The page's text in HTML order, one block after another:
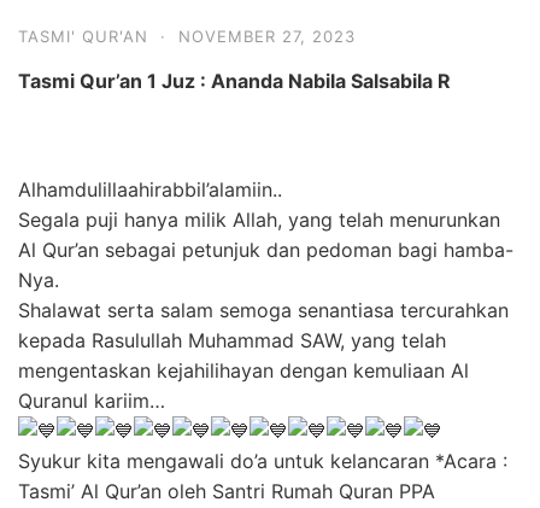
TASMI' QUR'AN · NOVEMBER 27, 2023
Tasmi Qur’an 1 Juz : Ananda Nabila Salsabila R
Alhamdulillaahirabbil’alamiin..
Segala puji hanya milik Allah, yang telah menurunkan
Al Qur’an sebagai petunjuk dan pedoman bagi hamba-
Nya.
Shalawat serta salam semoga senantiasa tercurahkan
kepada Rasulullah Muhammad SAW, yang telah
mengentaskan kejahilihayan dengan kemuliaan Al
Quranul kariim…
Syukur kita mengawali do’a untuk kelancaran *Acara :
Tasmi’ Al Qur’an oleh Santri Rumah Quran PPA